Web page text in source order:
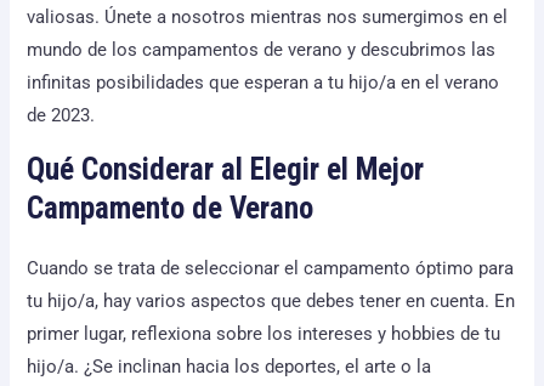
valiosas. Únete a nosotros mientras nos sumergimos en el
mundo de los campamentos de verano y descubrimos las
infinitas posibilidades que esperan a tu hijo/a en el verano
de 2023.
Qué Considerar al Elegir el Mejor
Campamento de Verano
Cuando se trata de seleccionar el campamento óptimo para
tu hijo/a, hay varios aspectos que debes tener en cuenta. En
primer lugar, reflexiona sobre los intereses y hobbies de tu
hijo/a. ¿Se inclinan hacia los deportes, el arte o la